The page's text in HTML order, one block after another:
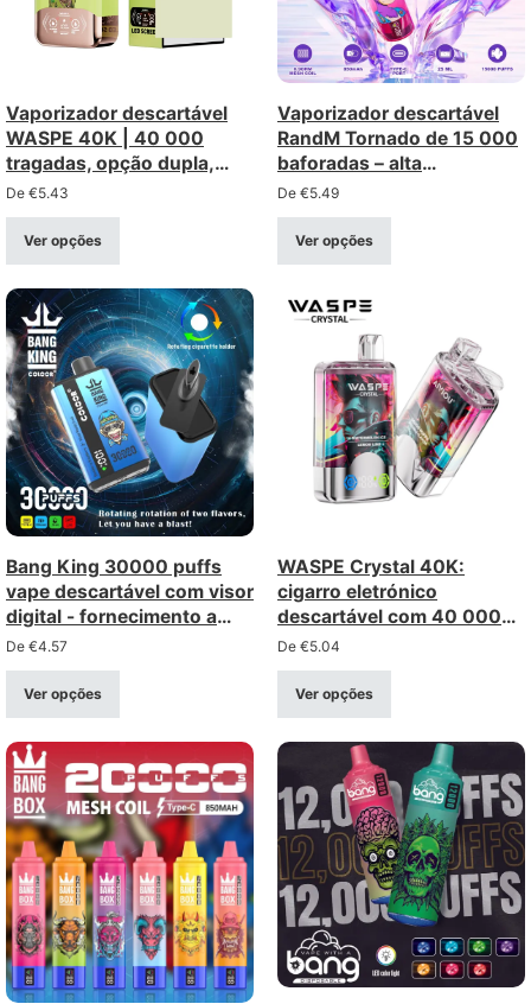
Vaporizador descartável
WASPE 40K | 40 000
tragadas, opção dupla,
twins, malha dupla
De €5.43
Ver opções
Vaporizador descartável
RandM Tornado de 15 000
baforadas – alta
capacidade, boa opção,
desconto por grosso
De €5.49
Ver opções
Bang King 30000 puffs
vape descartável com visor
digital - fornecimento a
granel por atacado
De €4.57
Ver opções
WASPE Crystal 40K:
cigarro eletrónico
descartável com 40 000
baforadas e duas opções
(opção dupla) – venda por
grosso a granel
De €5.04
Ver opções